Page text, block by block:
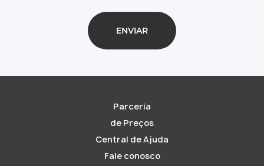
Parceria
de Preços
Central de Ajuda
Fale conosco